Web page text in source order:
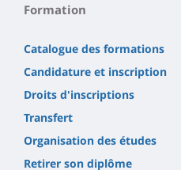
Formation
Catalogue des formations
Candidature et inscription
Droits d'inscriptions
Transfert
Organisation des études
Retirer son diplôme